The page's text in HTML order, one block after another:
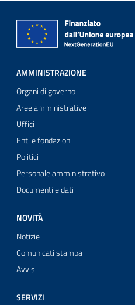
AMMINISTRAZIONE
Organi di governo
Aree amministrative
Uffici
Enti e fondazioni
Politici
Personale amministrativo
Documenti e dati
NOVITÀ
Notizie
Comunicati stampa
Avvisi
SERVIZI